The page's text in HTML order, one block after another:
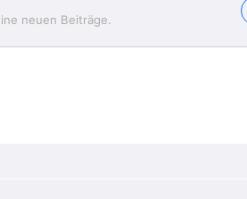
neuen Beiträge.